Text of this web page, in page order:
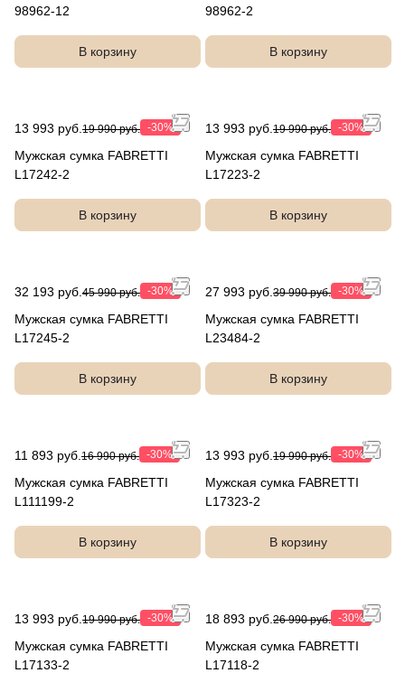
98962-12
В корзину
98962-2
В корзину
13 993 руб. 19 990 руб. -30%
Мужская сумка FABRETTI
L17242-2
В корзину
13 993 руб. 19 990 руб. -30%
Мужская сумка FABRETTI
L17223-2
В корзину
32 193 руб. 45 990 руб. -30%
Мужская сумка FABRETTI
L17245-2
В корзину
27 993 руб. 39 990 руб. -30%
Мужская сумка FABRETTI
L23484-2
В корзину
11 893 руб. 16 990 руб. -30%
Мужская сумка FABRETTI
L111199-2
В корзину
13 993 руб. 19 990 руб. -30%
Мужская сумка FABRETTI
L17323-2
В корзину
13 993 руб. 19 990 руб. -30%
Мужская сумка FABRETTI
L17133-2
18 893 руб. 26 990 руб. -30%
Мужская сумка FABRETTI
L17118-2